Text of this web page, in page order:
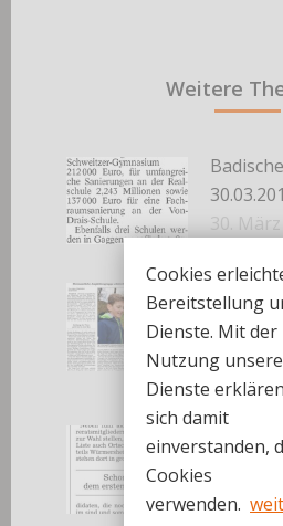
Weitere
30.
30. März
27.03.2019
27. März
Cookies
Bereitstellung
Dienste. Mit der
Nutzung
Dienste
sich damit
einverstanden,
Cookies
verwenden.